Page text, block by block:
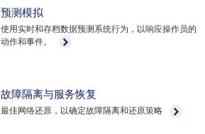
预测模拟
使用实时和存档数据预测系统行为，以响应操作员的
动作和事件。
故障隔离与服务恢复
最佳网络还原，以确定故障隔离和还原策略